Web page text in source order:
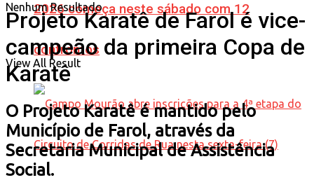
2026 começa neste sábado com 12
confrontos
Nenhum Resultado
View All Result
Projeto Karatê de Farol é vice-
campeão da primeira Copa de
Karatê
O Projeto Karatê é mantido pelo
Município de Farol, através da
Secretaria Municipal de Assistência
Social.